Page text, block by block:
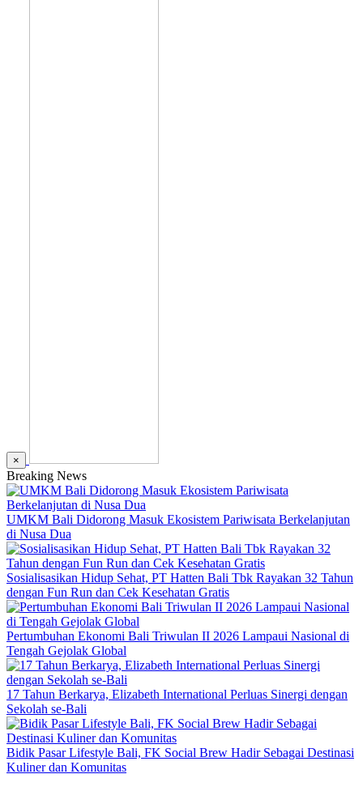
×
Breaking News
UMKM Bali Didorong Masuk Ekosistem Pariwisata Berkelanjutan
di Nusa Dua
Sosialisasikan Hidup Sehat, PT Hatten Bali Tbk Rayakan 32 Tahun
dengan Fun Run dan Cek Kesehatan Gratis
Pertumbuhan Ekonomi Bali Triwulan II 2026 Lampaui Nasional di
Tengah Gejolak Global
17 Tahun Berkarya, Elizabeth International Perluas Sinergi dengan
Sekolah se-Bali
Bidik Pasar Lifestyle Bali, FK Social Brew Hadir Sebagai Destinasi
Kuliner dan Komunitas